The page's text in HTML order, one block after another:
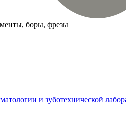
боры, фрезы
и зуботехнической